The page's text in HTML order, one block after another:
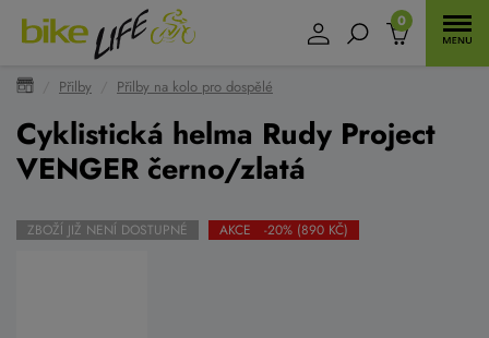
0
Přilby Přilby na kolo pro dospělé
Cyklistická helma Rudy Project
VENGER černo/zlatá
ZBOŽÍ JIŽ NENÍ DOSTUPNÉ AKCE -20% (890 KČ)